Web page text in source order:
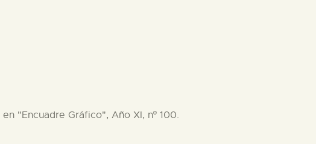
"Encuadre Gráfico", Año XI, nº 100.